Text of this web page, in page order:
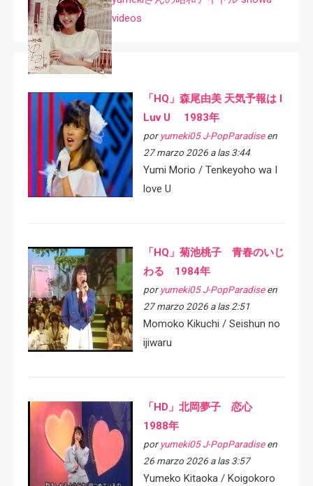
videos
「HQ」森尾由美 天気予報は I
Luv U 1983年
por yumeki05 J-PopParadiseen
27 marzo 2026 a las 3:44
Yumi Morio / Tenkeyoho wa I
love U
「HQ」菊池桃子 青春のいじ
わる 1984年
por yumeki05 J-PopParadiseen
27 marzo 2026 a las 2:51
Momoko Kikuchi / Seishun no
ijiwaru
「HD」北岡夢子 恋心
1988年
por yumeki05 J-PopParadiseen
26 marzo 2026 a las 3:57
Yumeko Kitaoka / Koigokoro